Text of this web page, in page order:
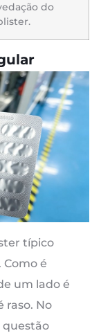
do
típico
Como é
um lado é
raso. No
questão